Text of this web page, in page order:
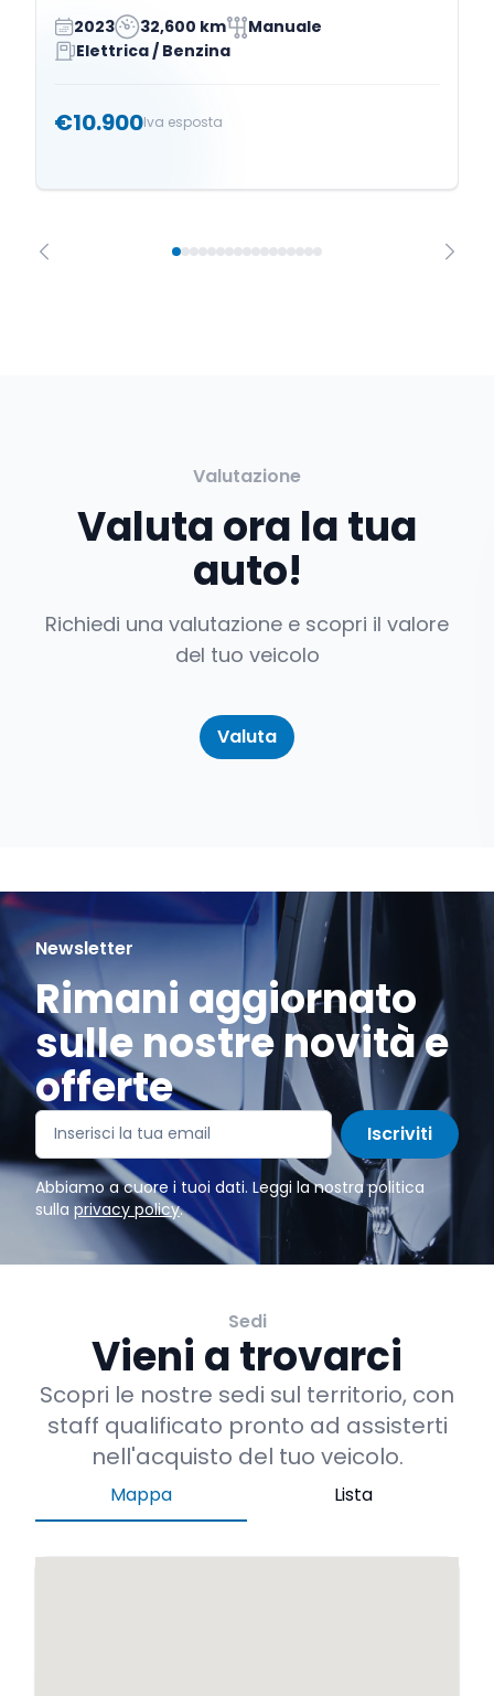
2023
32,600 km
Manuale
Elettrica / Benzina
€10.900Iva esposta
Valutazione
Valuta ora la tua
auto!
Richiedi una valutazione e scopri il valore
del tuo veicolo
Valuta
Newsletter
Rimani aggiornato
sulle nostre novità e
offerte
Iscriviti
Abbiamo a cuore i tuoi dati. Leggi la nostra politica
sulla privacy policy.
Sedi
Vieni a trovarci
Scopri le nostre sedi sul territorio, con
staff qualificato pronto ad assisterti
nell'acquisto del tuo veicolo.
Mappa Lista